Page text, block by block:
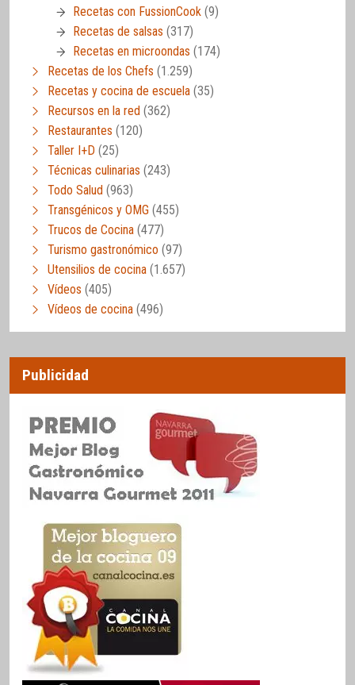
Recetas con FussionCook (9)
Recetas de salsas (317)
Recetas en microondas (174)
Recetas de los Chefs (1.259)
Recetas y cocina de escuela (35)
Recursos en la red (362)
Restaurantes (120)
Taller I+D (25)
Técnicas culinarias (243)
Todo Salud (963)
Transgénicos y OMG (455)
Trucos de Cocina (477)
Turismo gastronómico (97)
Utensilios de cocina (1.657)
Vídeos (405)
Vídeos de cocina (496)
Publicidad